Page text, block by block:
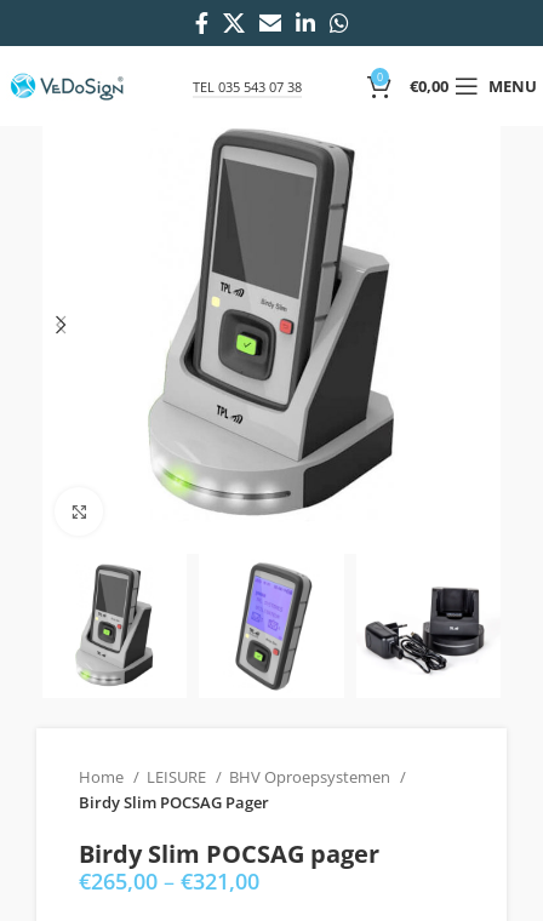
TEL 035 543 07 38
0 €0,00 MENU
Click to enlarge
Home LEISURE
BHV Oproepsystemen
Birdy Slim POCSAG Pager
Birdy Slim POCSAG pager
€265,00 – €321,00